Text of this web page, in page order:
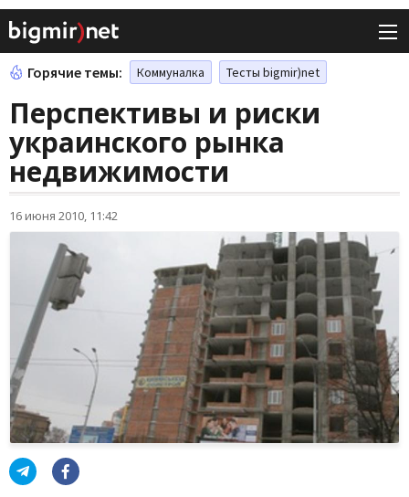
Горячие темы: Коммуналка Тесты bigmir)net
Перспективы и риски
украинского рынка
недвижимости
16 июня 2010, 11:42